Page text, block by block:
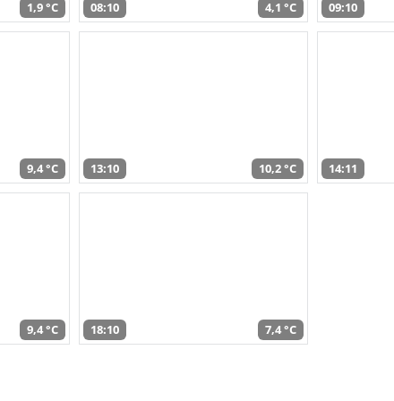
1,9 °C 08:10 4,1 °C 09:10
9,4 °C 13:10 10,2 °C 14:11
9,4 °C 18:10 7,4 °C